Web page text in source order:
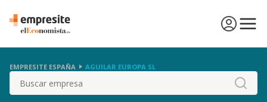
EMPRESITE ESPAÑA AGUILAR EUROPA SL
Buscar